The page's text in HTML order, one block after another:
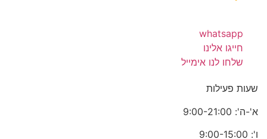
whatsapp
חייגו אלינו
שלחו לנו אימייל
שעות פעילות
א'-ה': 9:00-21:00
ו': 9:00-15:00